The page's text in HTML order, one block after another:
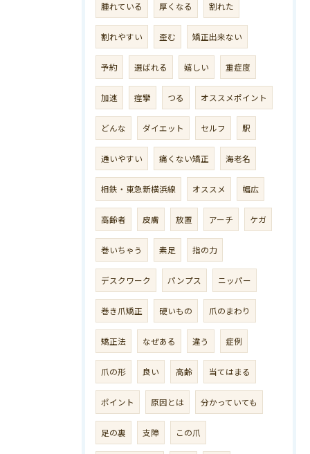
腫れている 厚くなる 割れた
割れやすい 歪む 矯正出来ない
予約 選ばれる 嬉しい 重症度
加速 痙攣 つる オススメポイント
どんな ダイエット セルフ 駅
通いやすい 痛くない矯正 海老名
相鉄・東急新横浜線 オススメ 幅広
高齢者 皮膚 放置 アーチ ケガ
巻いちゃう 素足 指の力
デスクワーク パンプス ニッパー
巻き爪矯正 硬いもの 爪のまわり
矯正法 なぜある 違う 症例
爪の形 良い 高齢 当てはまる
ポイント 原因とは 分かっていても
足の裏 支障 この爪